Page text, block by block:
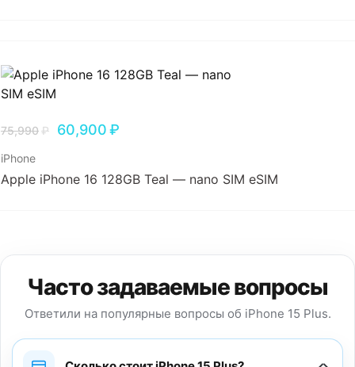
75,990₽ 60,900₽
iPhone
Apple iPhone 16 128GB Teal — nano SIM eSIM
Часто задаваемые вопросы
Ответили на популярные вопросы об iPhone 15 Plus.